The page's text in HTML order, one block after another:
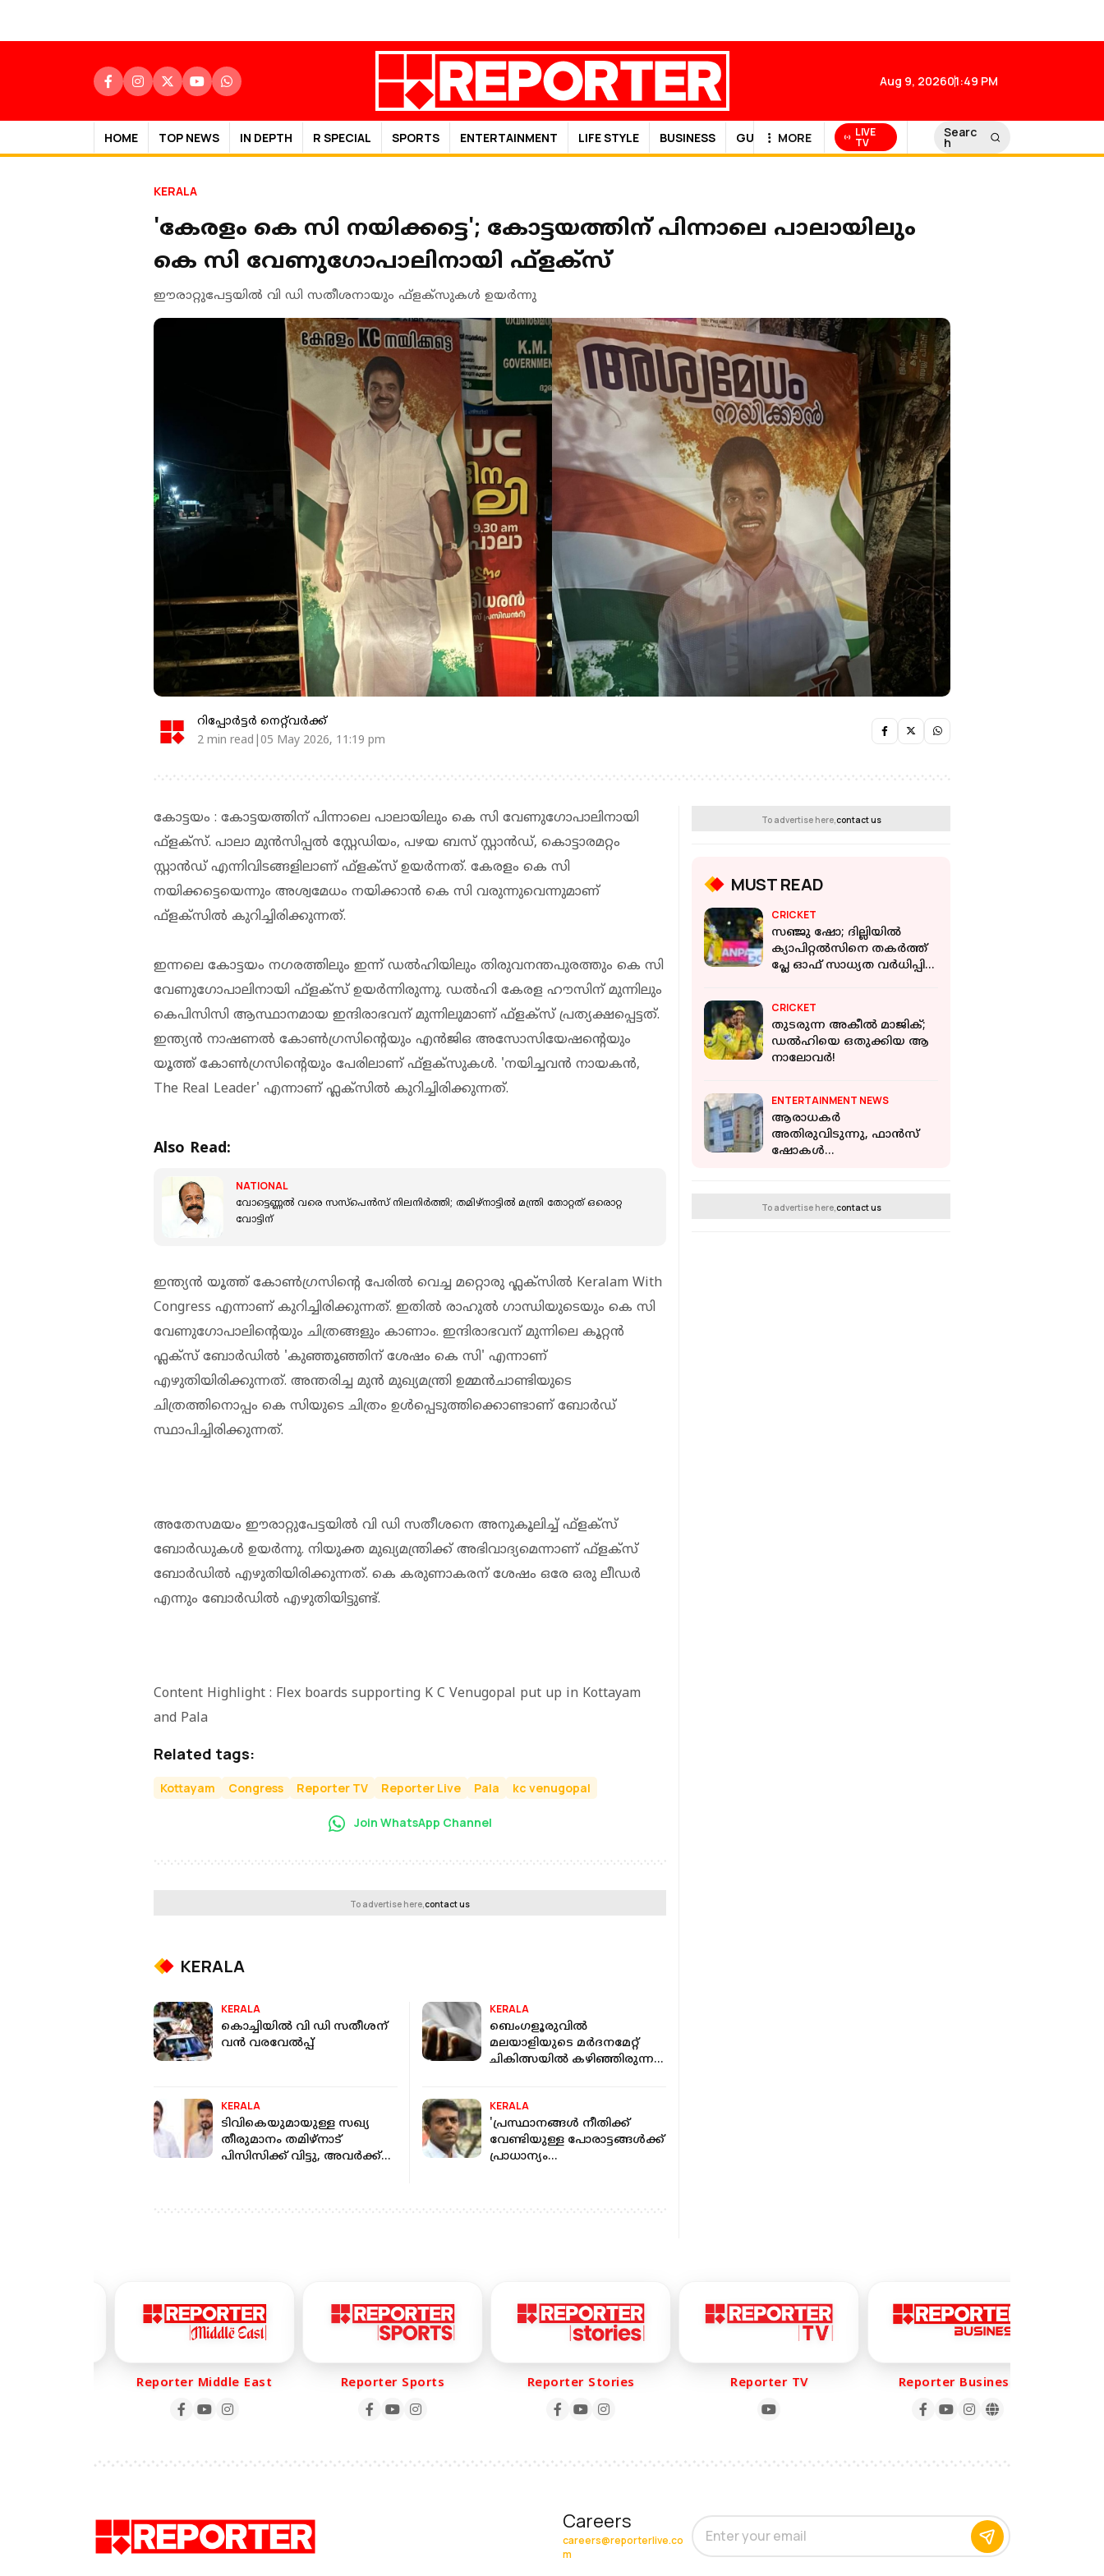
Aug 9, 202601:49 PM
HOME TOP NEWS IN DEPTH R SPECIAL SPORTS ENTERTAINMENT LIFE STYLE BUSINESS GULF NEWS
MORE LIVE
TV
Searc
h
KERALA
'കേരളം കെ സി നയിക്കട്ടെ'; കോട്ടയത്തിന് പിന്നാലെ പാലായിലും
കെ സി വേണുഗോപാലിനായി ഫ്‌ളക്‌സ്
ഈരാറ്റുപേട്ടയിൽ വി ഡി സതീശനായും ഫ്‌ളക്‌സുകൾ ഉയർന്നു
റിപ്പോർട്ടർ നെറ്റ്‌വര്‍ക്ക്‌
2 min read|05 May 2026, 11:19 pm
കോട്ടയം : കോട്ടയത്തിന് പിന്നാലെ പാലായിലും കെ സി വേണുഗോപാലിനായി
ഫ്‌ളക്‌സ്. പാലാ മുൻസിപ്പൽ സ്റ്റേഡിയം, പഴയ ബസ് സ്റ്റാൻഡ്, കൊട്ടാരമറ്റം
സ്റ്റാൻഡ് എന്നിവിടങ്ങളിലാണ് ഫ്‌ളക്‌സ് ഉയർന്നത്. കേരളം കെ സി
നയിക്കട്ടെയെന്നും അശ്വമേധം നയിക്കാൻ കെ സി വരുന്നുവെന്നുമാണ്
ഫ്‌ളക്‌സിൽ കുറിച്ചിരിക്കുന്നത്.
ഇന്നലെ കോട്ടയം നഗരത്തിലും ഇന്ന് ഡല്‍ഹിയിലും തിരുവനന്തപുരത്തും കെ സി
വേണുഗോപാലിനായി ഫ്‌ളക്‌സ് ഉയർന്നിരുന്നു. ഡല്‍ഹി കേരള ഹൗസിന് മുന്നിലും
കെപിസിസി ആസ്ഥാനമായ ഇന്ദിരാഭവന് മുന്നിലുമാണ് ഫ്‌ളക്‌സ് പ്രത്യക്ഷപ്പെട്ടത്.
ഇന്ത്യന്‍ നാഷണല്‍ കോണ്‍ഗ്രസിന്റെയും എന്‍ജിഒ അസോസിയേഷന്റെയും
യൂത്ത് കോണ്‍ഗ്രസിന്റെയും പേരിലാണ് ഫ്‌ളക്‌സുകൾ. 'നയിച്ചവന്‍ നായകന്‍,
The Real Leader' എന്നാണ് ഫ്ലക്‌സില്‍ കുറിച്ചിരിക്കുന്നത്.
Also Read:
NATIONAL
വോട്ടെണ്ണൽ വരെ സസ്‌പെൻസ് നിലനിർത്തി; തമിഴ്‌നാട്ടിൽ മന്ത്രി തോറ്റത് ഒരൊറ്റ
വോട്ടിന്
ഇന്ത്യന്‍ യൂത്ത് കോണ്‍ഗ്രസിന്റെ പേരില്‍ വെച്ച മറ്റൊരു ഫ്ലക്‌സില്‍ Keralam With
Congress എന്നാണ് കുറിച്ചിരിക്കുന്നത്. ഇതില്‍ രാഹുല്‍ ഗാന്ധിയുടെയും കെ സി
വേണുഗോപാലിന്റെയും ചിത്രങ്ങളും കാണാം. ഇന്ദിരാഭവന് മുന്നിലെ കൂറ്റന്‍
ഫ്ലക്‌സ് ബോര്‍ഡില്‍ 'കുഞ്ഞൂഞ്ഞിന് ശേഷം കെ സി' എന്നാണ്
എഴുതിയിരിക്കുന്നത്. അന്തരിച്ച മുൻ മുഖ്യമന്ത്രി ഉമ്മൻചാണ്ടിയുടെ
ചിത്രത്തിനൊപ്പം കെ സിയുടെ ചിത്രം ഉൾപ്പെടുത്തിക്കൊണ്ടാണ് ബോർഡ്
സ്ഥാപിച്ചിരിക്കുന്നത്.
അതേസമയം ഈരാറ്റുപേട്ടയിൽ വി ഡി സതീശനെ അനുകൂലിച്ച് ഫ്‌ളക്‌സ്
ബോർഡുകൾ ഉയർന്നു. നിയുക്ത മുഖ്യമന്ത്രിക്ക് അഭിവാദ്യമെന്നാണ് ഫ്‌ളക്‌സ്
ബോർഡിൽ എഴുതിയിരിക്കുന്നത്. കെ കരുണാകരന് ശേഷം ഒരേ ഒരു ലീഡർ
എന്നും ബോർഡിൽ എഴുതിയിട്ടുണ്ട്.
Content Highlight : Flex boards supporting K C Venugopal put up in Kottayam
and Pala
Related tags:
Kottayam Congress Reporter TV Reporter Live Pala kc venugopal
Join WhatsApp Channel
To advertise here,contact us
KERALA
KERALA
കൊച്ചിയിൽ വി ഡി സതീശന്
വൻ വരവേൽപ്പ്
KERALA
ബെംഗളൂരുവിൽ
മലയാളിയുടെ മർദനമേറ്റ്
ചികിത്സയിൽ കഴിഞ്ഞിരുന്ന
ഇരയായെന്ന് FIR
KERALA
ടിവികെയുമായുള്ള സഖ്യ
തീരുമാനം തമിഴ്‌നാട്
പിസിസിക്ക് വിട്ടു, അവര്‍ക്ക്
KERALA
'പ്രസ്ഥാനങ്ങൾ നീതിക്ക്
വേണ്ടിയുള്ള പോരാട്ടങ്ങൾക്ക്
പ്രാധാന്യം
പക്ഷത്തായിരിക്കും'
To advertise here, contact us
MUST READ
CRICKET
സഞ്ജു ഷോ; ദില്ലിയില്‍
ക്യാപിറ്റല്‍സിനെ തകര്‍ത്ത്
പ്ലേ ഓഫ് സാധ്യത വര്‍ധിപ്പിച്ച്
CRICKET
തുടരുന്ന അകീല്‍ മാജിക്;
ഡല്‍ഹിയെ ഒതുക്കിയ ആ
നാലോവര്‍!
ENTERTAINMENT NEWS
ആരാധകർ
അതിരുവിടുന്നു, ഫാൻസ്‌
ഷോകൾ
To advertise here, contact us
Reporter Middle East Reporter Sports Reporter Stories Reporter TV Reporter Business
Careers
careers@reporterlive.co
m